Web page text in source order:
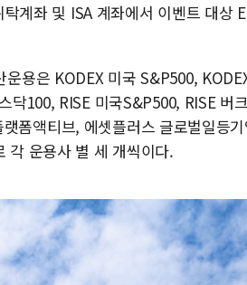
계좌 및 ISA 계좌에서 이벤트 대상
용은 KODEX 미국 S&P500,
닥100, RISE 미국S&P500, RISE 버
폼액티브, 에셋플러스 글로벌일등
각 운용사 별 세 개씩이다.